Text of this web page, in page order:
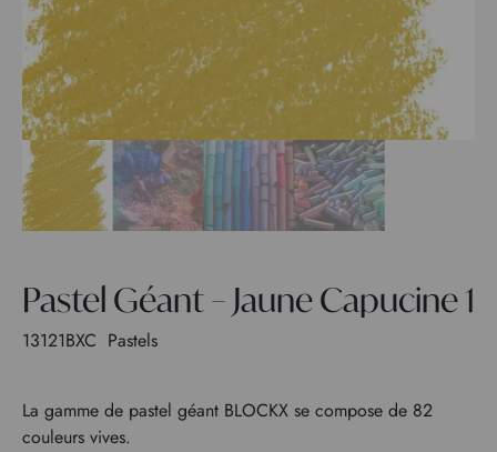
Pastel Géant – Jaune Capucine 1
13121BXC Pastels
La gamme de pastel géant BLOCKX se compose de 82
couleurs vives.